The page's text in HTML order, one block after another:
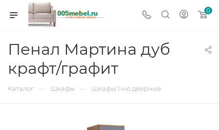
0
Пенал Мартина дуб
крафт/графит
Каталог — Шкафы — Шкафы 1-но дверные